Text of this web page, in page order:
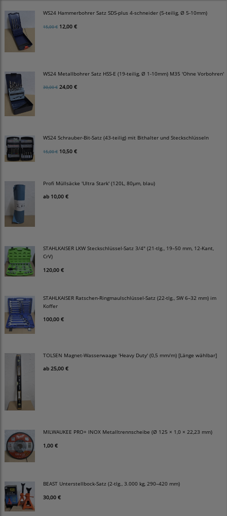
WS24 Hammerbohrer Satz SDS-plus 4-schneider (5-teilig, Ø 5-10mm)
15,00 € 12,00 €
WS24 Metallbohrer Satz HSS-E (19-teilig, Ø 1-10mm) M35 'Ohne Vorbohren'
30,00 € 24,00 €
WS24 Schrauber-Bit-Satz (43-teilig) mit Bithalter und Steckschlüsseln
15,00 € 10,50 €
Profi Müllsäcke 'Ultra Stark' (120L, 80µm, blau)
ab 10,00 €
STAHLKAISER LKW Steckschlüssel-Satz 3/4" (21-tlg., 19–50 mm, 12-Kant,
CrV)
120,00 €
STAHLKAISER Ratschen-Ringmaulschlüssel-Satz (22-tlg., SW 6–32 mm) im
Koffer
100,00 €
TOLSEN Magnet-Wasserwaage 'Heavy Duty' (0,5 mm/m) [Länge wählbar]
ab 25,00 €
MILWAUKEE PRO+ INOX Metalltrennscheibe (Ø 125 × 1,0 × 22,23 mm)
1,00 €
BEAST Unterstellbock-Satz (2-tlg., 3.000 kg, 290–420 mm)
30,00 €